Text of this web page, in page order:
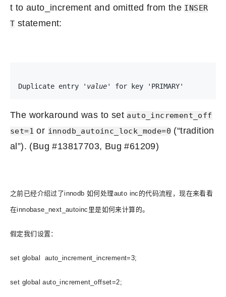
t to auto_increment and omitted from the INSER
T statement:
Duplicate entry ' value' for key 'PRIMARY'
The workaround was to set auto_increment_off
set=1 or innodb_autoinc_lock_mode=0 (“tradition
al”). (Bug #13817703, Bug #61209)
之前已经介绍过了innodb 如何处理auto inc的代码流程，现在来看看
在innobase_next_autoinc里是如何来计算的。
假定我们设置：
set global auto_increment_increment=3;
set global auto_increment_offset=2;